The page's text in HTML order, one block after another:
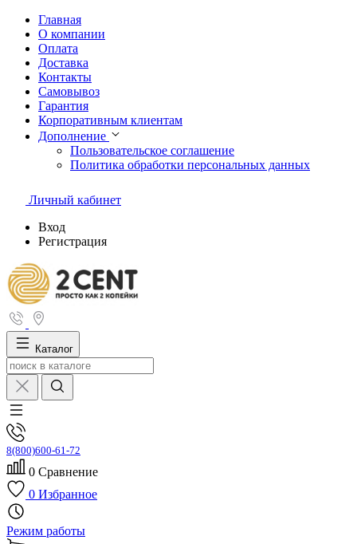
Главная
О компании
Оплата
Доставка
Контакты
Самовывоз
Гарантия
Корпоративным клиентам
Дополнение
Пользовательское соглашение
Политика обработки персональных данных
Личный кабинет
Вход
Регистрация
Каталог
8(800)600-61-72
0 Сравнение
0 Избранное
Режим работы